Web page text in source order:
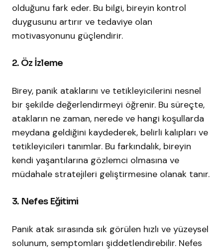
olduğunu fark eder. Bu bilgi, bireyin kontrol
duygusunu artırır ve tedaviye olan
motivasyonunu güçlendirir.​
2. Öz İzleme
Birey, panik ataklarını ve tetikleyicilerini nesnel
bir şekilde değerlendirmeyi öğrenir. Bu süreçte,
atakların ne zaman, nerede ve hangi koşullarda
meydana geldiğini kaydederek, belirli kalıpları ve
tetikleyicileri tanımlar. Bu farkındalık, bireyin
kendi yaşantılarına gözlemci olmasına ve
müdahale stratejileri geliştirmesine olanak tanır.​
3. Nefes Eğitimi
Panik atak sırasında sık görülen hızlı ve yüzeysel
solunum, semptomları şiddetlendirebilir. Nefes